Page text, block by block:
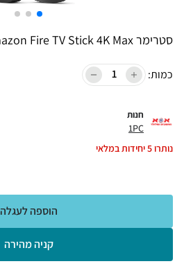
סטרימר Amazon Fire TV Stick 4K Max
כמות:
חנות
1PC
נותרו5יחידות במלאי
קניה מהירה
הוספה לעגלה